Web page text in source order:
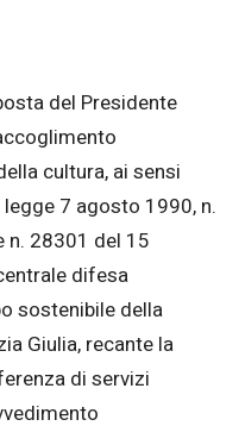
del Presidente
cultura, ai sensi
7 agosto 1990, n.
n. 28301 del 15
difesa
sostenibile della
Giulia, recante la
di servizi